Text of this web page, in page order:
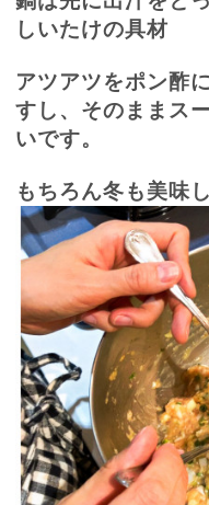
しいたけの具材
アツアツをポン酢
すし、そのままス
いです。
もちろん冬も美味